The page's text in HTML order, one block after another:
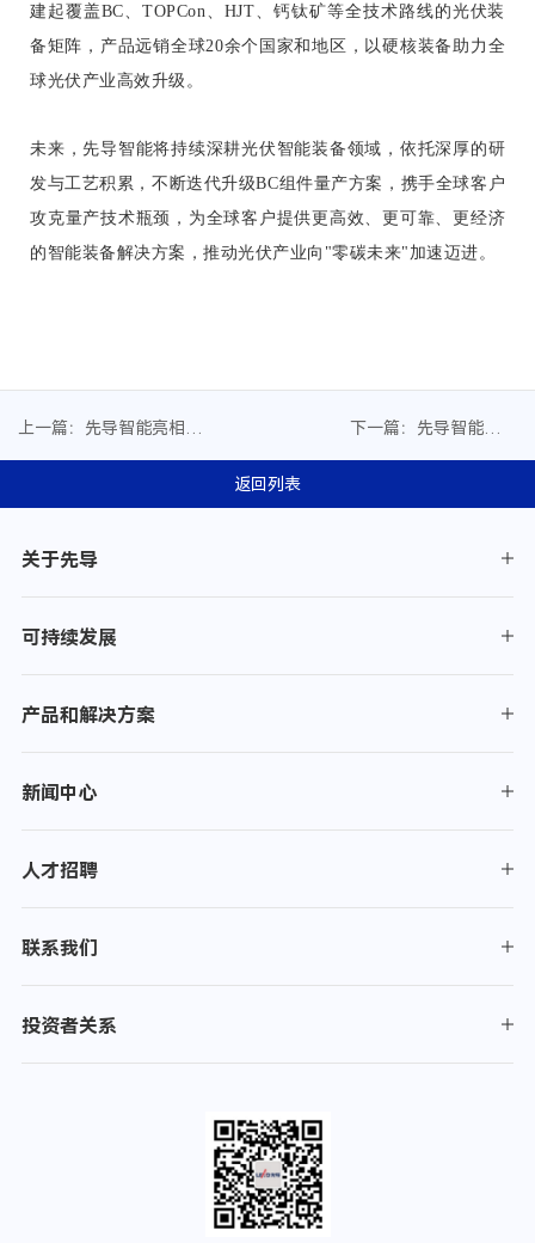
建起覆盖BC、TOPCon、HJT、钙钛矿等全技术路线的光伏装
备矩阵，产品远销全球20余个国家和地区，以硬核装备助力全
球光伏产业高效升级。
未来，先导智能将持续深耕光伏智能装备领域，依托深厚的研
发与工艺积累，不断迭代升级BC组件量产方案，携手全球客户
攻克量产技术瓶颈，为全球客户提供更高效、更可靠、更经济
的智能装备解决方案，推动光伏产业向"零碳未来"加速迈进 。
上一篇：先导智能亮相
布局
下一篇：先导智能荣获
返回列表
关于先导
可持续发展
产品和解决方案
新闻中心
人才招聘
联系我们
投资者关系